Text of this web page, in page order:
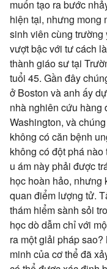
muốn tạo ra bước
hiện tại, nhưng mong
sinh viên cùng
vượt bậc với tư cách
thành giáo sư tại
tuổi 45. Gần đây
ở Boston và anh ấy
nhà nghiên cứu hàng
Washington, và
không có căn bệnh
không có đột phá
u ám này phải được
học hoàn hảo, nhưng
quan điểm lượng tử.
thám hiểm sành sỏi
học dò dẫm chỉ với
ra một giải pháp
minh của cơ thể đã